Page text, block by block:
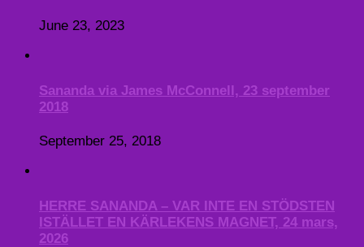
June 23, 2023
Sananda via James McConnell, 23 september
2018
September 25, 2018
HERRE SANANDA – VAR INTE EN STÖDSTEN
ISTÄLLET EN KÄRLEKENS MAGNET, 24 mars,
2026